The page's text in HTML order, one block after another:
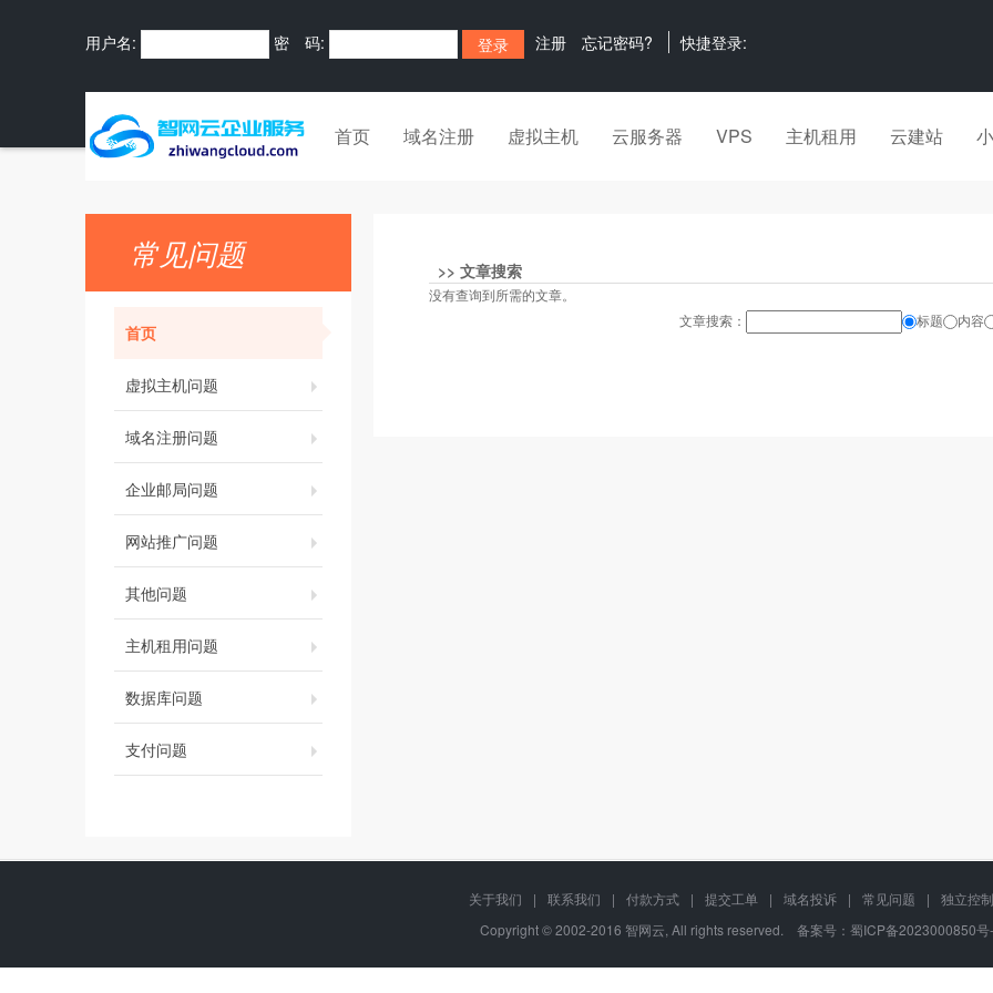
用户名: 密 码: 注册 忘记密码? 快捷登录:
首页 域名注册 虚拟主机 云服务器 VPS 主机租用 云建站
常见问题
首页
虚拟主机问题
域名注册问题
企业邮局问题
网站推广问题
其他问题
主机租用问题
数据库问题
支付问题
>> 文章搜索
没有查询到所需的文章。
文章搜索：
标题 内容
关于我们 | 联系我们 | 付款方式 | 提交工单 | 域名投诉 | 常见问题 |
独立控
Copyright © 2002-2016 智网云, All rights reserved. 备案号： 蜀ICP备2023000850号